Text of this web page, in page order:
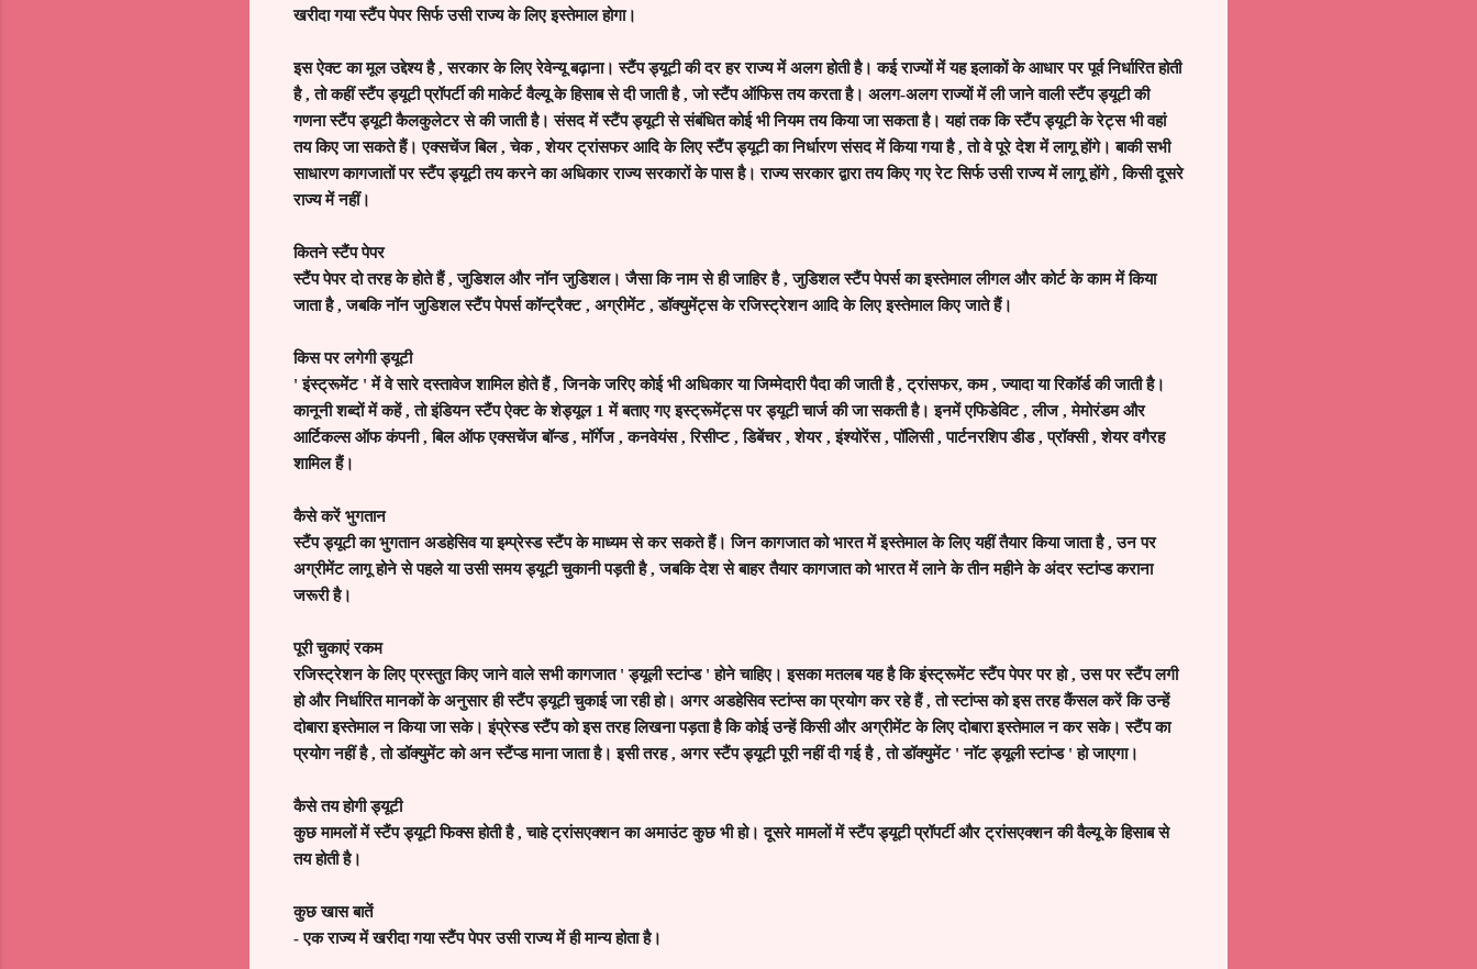
खरीदा गया स्टैंप पेपर सिर्फ उसी राज्य के लिए इस्तेमाल होगा।
इस ऐक्ट का मूल उद्देश्य है,सरकार के लिए रेवेन्यू बढ़ाना। स्टैंप ड्यूटी की दर हर राज्य में अलग होती है। कई राज्यों में यह इलाकों के आधार पर पूर्व निर्धारित होती
है,तो कहीं स्टैंप ड्यूटी प्रॉपर्टी की माकेर्ट वैल्यू के हिसाब से दी जाती है,जो स्टैंप ऑफिस तय करता है। अलग-अलग राज्यों में ली जाने वाली स्टैंप ड्यूटी की
गणना स्टैंप ड्यूटी कैलकुलेटर से की जाती है। संसद में स्टैंप ड्यूटी से संबंधित कोई भी नियम तय किया जा सकता है। यहां तक कि स्टैंप ड्यूटी के रेट्स भी वहां
तय किए जा सकते हैं। एक्सचेंज बिल,चेक,शेयर ट्रांसफर आदि के लिए स्टैंप ड्यूटी का निर्धारण संसद में किया गया है,तो वे पूरे देश में लागू होंगे। बाकी सभी
साधारण कागजातों पर स्टैंप ड्यूटी तय करने का अधिकार राज्य सरकारों के पास है। राज्य सरकार द्वारा तय किए गए रेट सिर्फ उसी राज्य में लागू होंगे,किसी दूसरे
राज्य में नहीं।
कितने स्टैंप पेपर
स्टैंप पेपर दो तरह के होते हैं,जुडिशल और नॉन जुडिशल। जैसा कि नाम से ही जाहिर है,जुडिशल स्टैंप पेपर्स का इस्तेमाल लीगल और कोर्ट के काम में किया
जाता है,जबकि नॉन जुडिशल स्टैंप पेपर्स कॉन्ट्रैक्ट, अग्रीमेंट,डॉक्युमेंट्स के रजिस्ट्रेशन आदि के लिए इस्तेमाल किए जाते हैं।
किस पर लगेगी ड्यूटी
'इंस्ट्रूमेंट 'में वे सारे दस्तावेज शामिल होते हैं,जिनके जरिए कोई भी अधिकार या जिम्मेदारी पैदा की जाती है,ट्रांसफर,कम,ज्यादा या रिकॉर्ड की जाती है।
कानूनी शब्दों में कहें,तो इंडियन स्टैंप ऐक्ट के शेड्यूल 1में बताए गए इस्ट्रूमेंट्स पर ड्यूटी चार्ज की जा सकती है। इनमें एफिडेविट,लीज,मेमोरंडम और
आर्टिकल्स ऑफ कंपनी,बिल ऑफ एक्सचेंज बॉन्ड,मॉर्गेज,कनवेयंस,रिसीप्ट,डिबेंचर,शेयर,इंश्योरेंस,पॉलिसी,पार्टनरशिप डीड,प्रॉक्सी,शेयर वगैरह
शामिल हैं।
कैसे करें भुगतान
स्टैंप ड्यूटी का भुगतान अडहेसिव या इम्प्रेस्ड स्टैंप के माध्यम से कर सकते हैं। जिन कागजात को भारत में इस्तेमाल के लिए यहीं तैयार किया जाता है,उन पर
अग्रीमेंट लागू होने से पहले या उसी समय ड्यूटी चुकानी पड़ती है,जबकि देश से बाहर तैयार कागजात को भारत में लाने के तीन महीने के अंदर स्टांप्ड कराना
जरूरी है।
पूरी चुकाएं रकम
रजिस्ट्रेशन के लिए प्रस्तुत किए जाने वाले सभी कागजात'ड्यूली स्टांप्ड 'होने चाहिए। इसका मतलब यह है कि इंस्ट्रूमेंट स्टैंप पेपर पर हो,उस पर स्टैंप लगी
हो और निर्धारित मानकों के अनुसार ही स्टैंप ड्यूटी चुकाई जा रही हो। अगर अडहेसिव स्टांप्स का प्रयोग कर रहे हैं,तो स्टांप्स को इस तरह कैंसल करें कि उन्हें
दोबारा इस्तेमाल न किया जा सके। इंप्रेस्ड स्टैंप को इस तरह लिखना पड़ता है कि कोई उन्हें किसी और अग्रीमेंट के लिए दोबारा इस्तेमाल न कर सके। स्टैंप का
प्रयोग नहीं है,तो डॉक्युमेंट को अन स्टैंप्ड माना जाता है। इसी तरह, अगर स्टैंप ड्यूटी पूरी नहीं दी गई है,तो डॉक्युमेंट 'नॉट ड्यूली स्टांप्ड 'हो जाएगा।
कैसे तय होगी ड्यूटी
कुछ मामलों में स्टैंप ड्यूटी फिक्स होती है,चाहे ट्रांसएक्शन का अमाउंट कुछ भी हो। दूसरे मामलों में स्टैंप ड्यूटी प्रॉपर्टी और ट्रांसएक्शन की वैल्यू के हिसाब से
तय होती है।
कुछ खास बातें
-एक राज्य में खरीदा गया स्टैंप पेपर उसी राज्य में ही मान्य होता है।